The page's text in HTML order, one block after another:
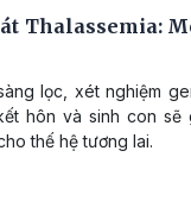
Thalassemia:
lọc, xét nghiệm
hôn và sinh con
thế hệ tương lai.